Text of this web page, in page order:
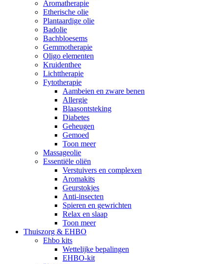
Aromatherapie
Etherische olie
Plantaardige olie
Badolie
Bachbloesems
Gemmotherapie
Oligo elementen
Kruidenthee
Lichttherapie
Fytotherapie
Aambeien en zware benen
Allergie
Blaasontsteking
Diabetes
Geheugen
Gemoed
Toon meer
Massageolie
Essentiële oliën
Verstuivers en complexen
Aromakits
Geurstokjes
Anti-insecten
Spieren en gewrichten
Relax en slaap
Toon meer
Thuiszorg & EHBO
Ehbo kits
Wettelijke bepalingen
EHBO-kit